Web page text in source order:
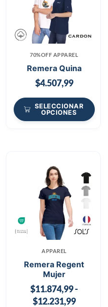
70%OFF APPAREL
Remera Quina
$4.507,99
SELECCIONAR
OPCIONES
APPAREL
Remera Regent
Mujer
$11.874,99-
$12.231,99